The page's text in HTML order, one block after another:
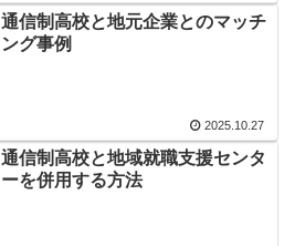
通信制高校と地元企業とのマッチ
ング事例
2025.10.27
通信制高校と地域就職支援センタ
ーを併用する方法